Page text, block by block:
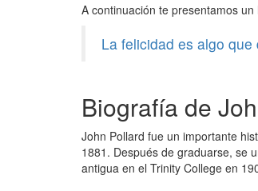
A continuación te presentamos
La felicidad es algo
Biografía de
John Pollard fue un importante
1881. Después de graduarse, se
antigua en el Trinity College en